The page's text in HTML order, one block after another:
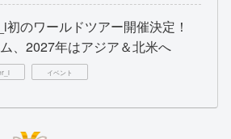
初のワールドツアー開催決定！
、2027年はアジア＆北米へ
イベント